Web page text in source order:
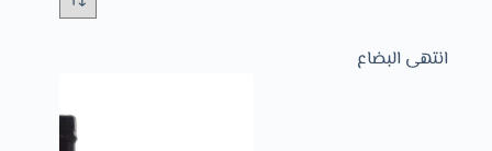
انتهى البضاع